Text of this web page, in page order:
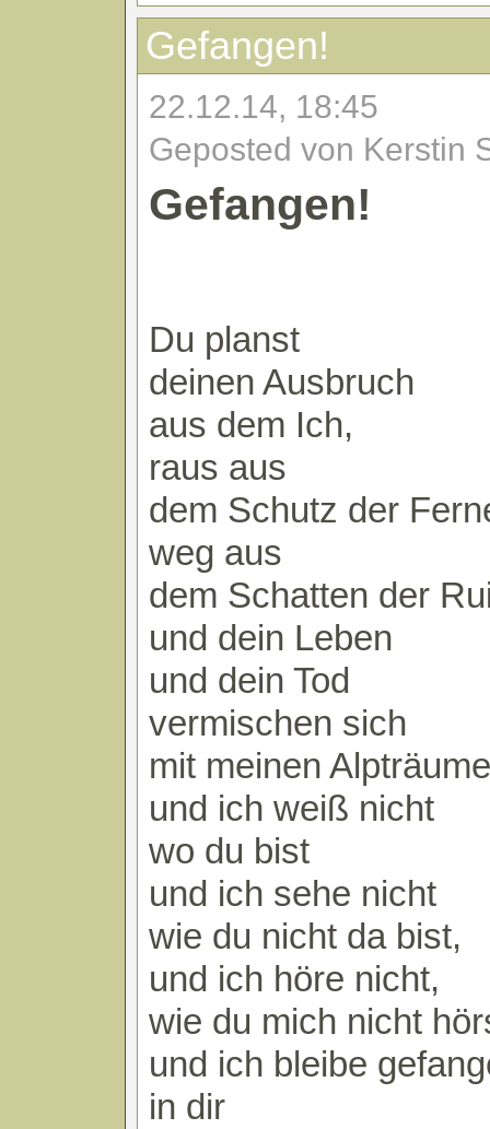
Gefangen!
22.12.14, 18:45
Geposted von Kerstin
Gefangen!
Du planst
deinen Ausbruch
aus dem Ich,
raus aus
dem Schutz der
weg aus
dem Schatten der
und dein Leben
und dein Tod
vermischen sich
mit meinen
und ich weiß nicht
wo du bist
und ich sehe nicht
wie du nicht da bist,
und ich höre nicht,
wie du mich nicht
und ich bleibe
in dir